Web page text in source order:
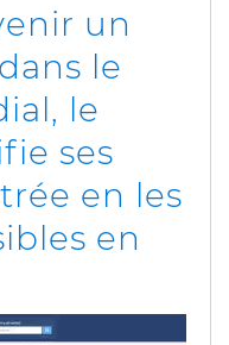
un
le
le
ses
en les
en